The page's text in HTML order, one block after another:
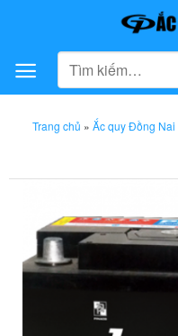
dung
Tìm
kiếm:
Trang chủ » Ắc quy Đồng Nai